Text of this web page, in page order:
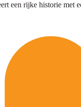
een rijke historie met